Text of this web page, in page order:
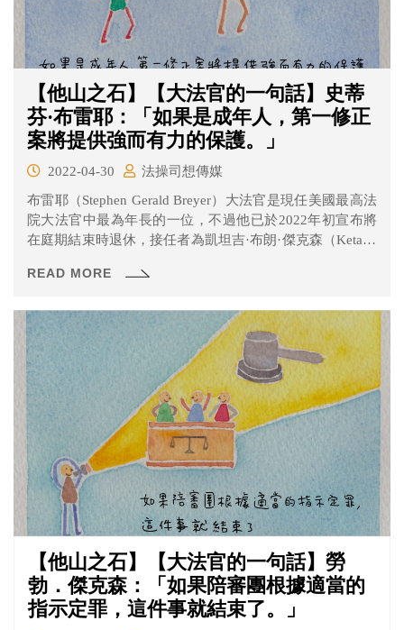
【他山之石】【大法官的一句話】史蒂
芬·布雷耶：「如果是成年人，第一修正
案將提供強而有力的保護。」
2022-04-30
法操司想傳媒
布雷耶（Stephen Gerald Breyer）大法官是現任美國最高法
院大法官中最為年長的一位，不過他已於2022年初宣布將
在庭期結束時退休，接任者為凱坦吉·布朗·傑克森（Ketanji
大法官。 而布雷耶大法官在位的最後一年也不是單純的待
重要的力量，其中包含一起關於「學生言論自由權」的案
件。
READ MORE
【他山之石】【大法官的一句話】勞
勃．傑克森：「如果陪審團根據適當的
指示定罪，這件事就結束了。」